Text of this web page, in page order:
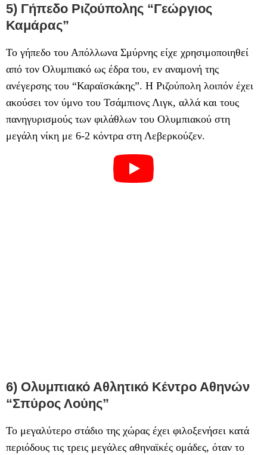
5) Γήπεδο Ριζούπολης “Γεώργιος
Καμάρας”
Το γήπεδο του Απόλλωνα Σμύρνης είχε χρησιμοποιηθεί
από τον Ολυμπιακό ως έδρα του, εν αναμονή της
ανέγερσης του “Καραϊσκάκης”. Η Ριζούπολη λοιπόν έχει
ακούσει τον ύμνο του Τσάμπιονς Λιγκ, αλλά και τους
πανηγυρισμούς των φιλάθλων του Ολυμπιακού στη
μεγάλη νίκη με 6-2 κόντρα στη Λεβερκούζεν.
6) Ολυμπιακό Αθλητικό Κέντρο Αθηνών
“Σπύρος Λούης”
Το μεγαλύτερο στάδιο της χώρας έχει φιλοξενήσει κατά
περιόδους τις τρεις μεγάλες αθηναϊκές ομάδες, όταν το